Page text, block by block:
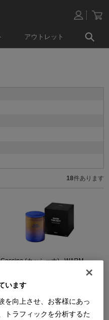
アウトレット
18件あります
Cassina (カッシーナ) - WARM
TWILIGHT Candle キャンドル M
￥24,200
います
を向上させ、お客様にあっ
トラフィックを分析するた